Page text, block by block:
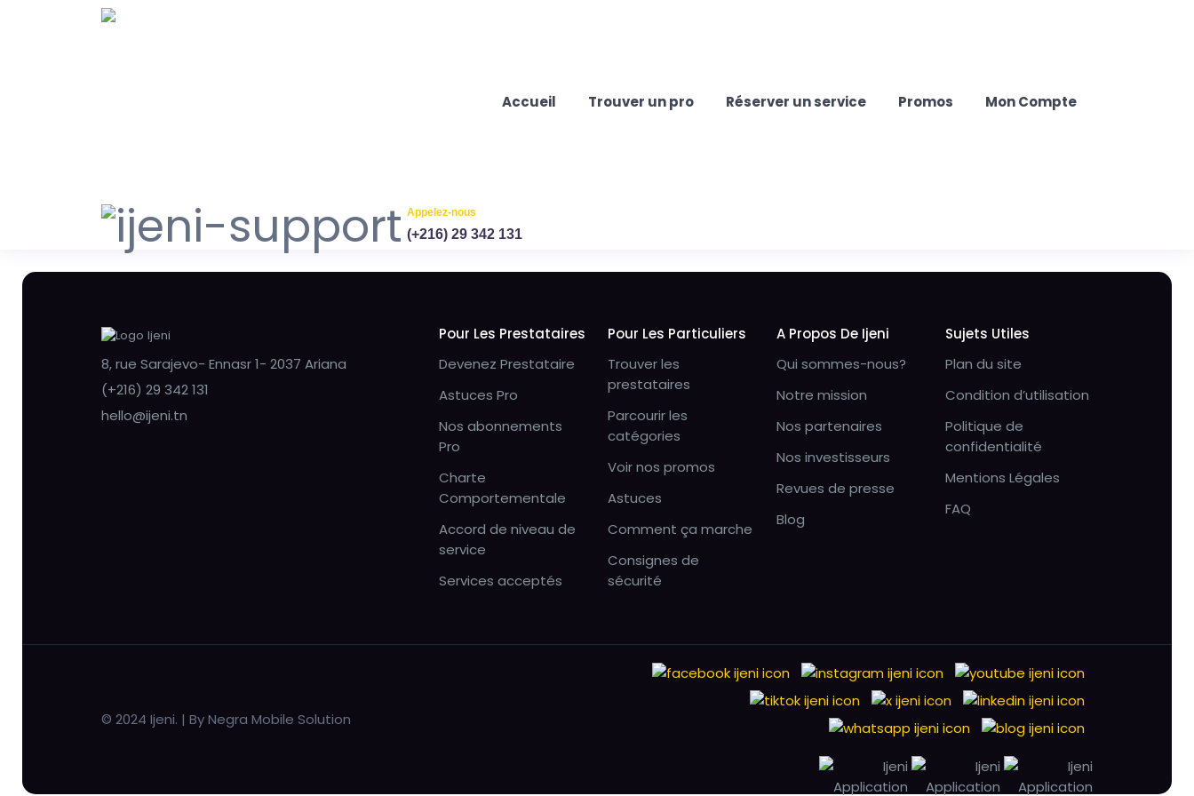
Accueil Trouver un pro Réserver un service Promos Mon Compte
Appelez-nous
(+216) 29 342 131
8, rue Sarajevo- Ennasr 1- 2037 Ariana
(+216) 29 342 131
hello@ijeni.tn
Pour Les Prestataires
Devenez Prestataire
Astuces Pro
Nos abonnements
Pro
Charte
Comportementale
Accord de niveau de
service
Services acceptés
Pour Les Particuliers
Trouver les
prestataires
Parcourir les
catégories
Voir nos promos
Astuces
Comment ça marche
Consignes de
sécurité
A Propos De Ijeni
Qui sommes-nous?
Notre mission
Nos partenaires
Nos investisseurs
Revues de presse
Blog
Sujets Utiles
Plan du site
Condition d’utilisation
Politique de
confidentialité
Mentions Légales
FAQ
© 2024 Ijeni. | By Negra Mobile Solution